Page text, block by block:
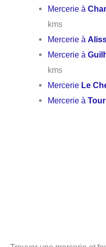
Mercerie à
kms
Mercerie à
Mercerie à
kms
Mercerie Le
Mercerie à